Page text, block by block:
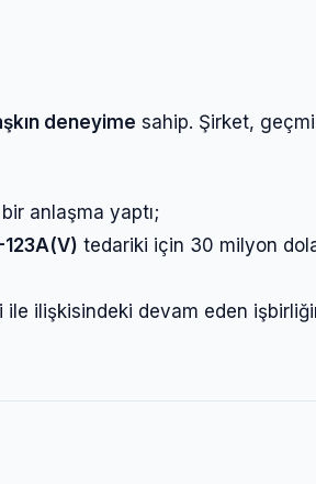
deneyime sahip. Şirket,
anlaşma yaptı;
tedariki için 30 milyon
ile ilişkisindeki devam eden